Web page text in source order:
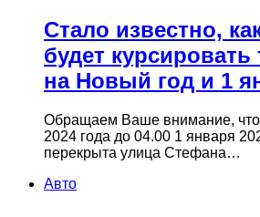
Стало известно,
будет курсировать
на Новый год и 1
Обращаем Ваше внимание, что
2024 года до 04.00 1 января
перекрыта улица Стефана…
Авто